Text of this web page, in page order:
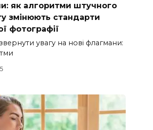
як алгоритми штучного
змінюють стандарти
фотографії
увагу на нові флагмани: